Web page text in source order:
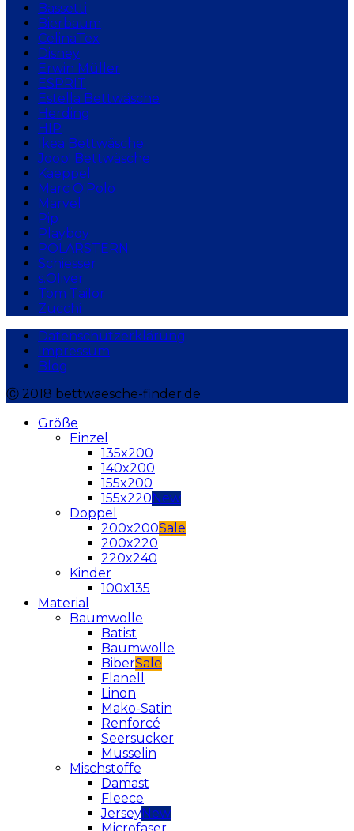
Bassetti
Bierbaum
CelinaTex
Disney
Erwin Müller
ESPRIT
Estella Bettwäsche
Herding
HIP
Ikea Bettwäsche
Joop! Bettwäsche
Kaeppel
Marc O'Polo
Marvel
Pip
Playboy
POLARSTERN
Schiesser
s.Oliver
Tom Tailor
Zucchi
Datenschutzerklärung
Impressum
Blog
Ⓒ 2018 bettwaesche-finder.de
Größe
Einzel
135x200
140x200
155x200
155x220
Doppel
200x200
200x220
220x240
Kinder
100x135
Material
Baumwolle
Batist
Baumwolle
Biber
Flanell
Linon
Mako-Satin
Renforcé
Seersucker
Musselin
Mischstoffe
Damast
Fleece
Jersey